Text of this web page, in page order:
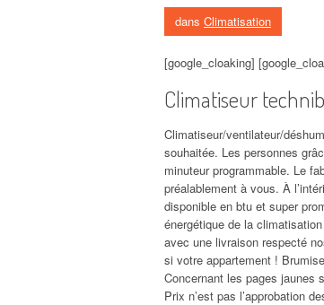
dans Climatisation
[google_cloaking]
Climatiseur
Climatiseur/ventilateur/
souhaitée. Les personnes
minuteur programmable. Le
préalablement à vous. À
disponible en btu et super
énergétique de la
avec une livraison respecté
si votre appartement !
Concernant les pages jaunes
Prix n’est pas l’approbation